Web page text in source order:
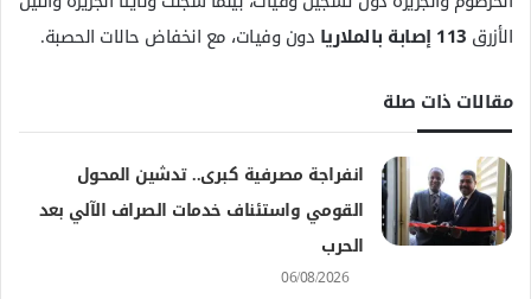
الأزرق 113 إصابة بالملاريا
دون وفيات، مع انخفاض حالات الحصبة.
مقالات ذات صلة
انفراجة مصرفية كبرى.. تدشين المحول
القومي واستئناف خدمات الصراف الآلي بعد
الحرب
06/08/2026